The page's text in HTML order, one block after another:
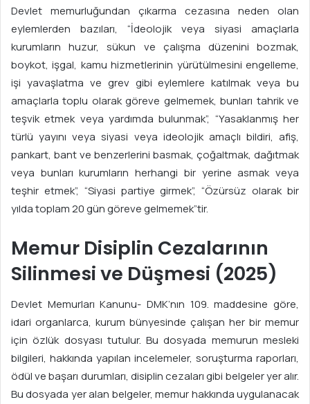
Devlet memurluğundan çıkarma cezasına neden olan
eylemlerden bazıları, “İdeolojik veya siyasi amaçlarla
kurumların huzur, sükun ve çalışma düzenini bozmak,
boykot, işgal, kamu hizmetlerinin yürütülmesini engelleme,
işi yavaşlatma ve grev gibi eylemlere katılmak veya bu
amaçlarla toplu olarak göreve gelmemek, bunları tahrik ve
teşvik etmek veya yardımda bulunmak”, “Yasaklanmış her
türlü yayını veya siyasi veya ideolojik amaçlı bildiri, afiş,
pankart, bant ve benzerlerini basmak, çoğaltmak, dağıtmak
veya bunları kurumların herhangi bir yerine asmak veya
teşhir etmek”, “Siyasi partiye girmek”, “Özürsüz olarak bir
yılda toplam 20 gün göreve gelmemek”tir.
Memur Disiplin Cezalarının
Silinmesi ve Düşmesi (2025)
Devlet Memurları Kanunu- DMK’nın 109. maddesine göre,
idari organlarca, kurum bünyesinde çalışan her bir memur
için özlük dosyası tutulur. Bu dosyada memurun mesleki
bilgileri, hakkında yapılan incelemeler, soruşturma raporları,
ödül ve başarı durumları, disiplin cezaları gibi belgeler yer alır.
Bu dosyada yer alan belgeler, memur hakkında uygulanacak